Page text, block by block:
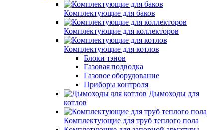
Комплектующие для баков
Комплектующие для коллекторов
Комплектующие для котлов
Блоки тэнов
Газовая подводка
Газовое оборудование
Приборы контроля
Дымоходы для
котлов
Комплектующие для труб теплого пола